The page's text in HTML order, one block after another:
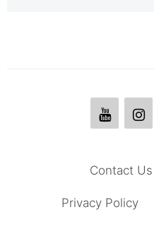
Contact Us
Privacy Policy